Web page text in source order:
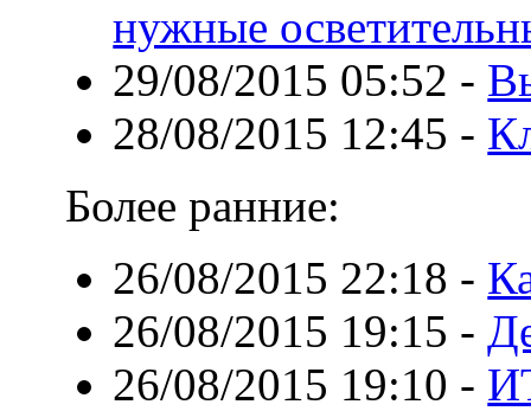
нужные
29/08/2015 05:52 -
28/08/2015 12:45 -
Более ранние:
26/08/2015 22:18 -
26/08/2015 19:15 -
26/08/2015 19:10 -